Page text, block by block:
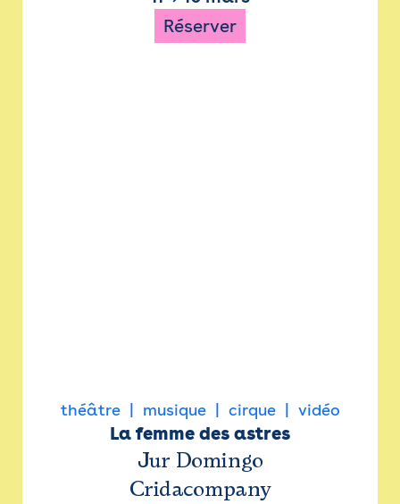
Réserver
théâtre musique cirque vidéo
La femme des astres
Jur Domingo
Cridacompany